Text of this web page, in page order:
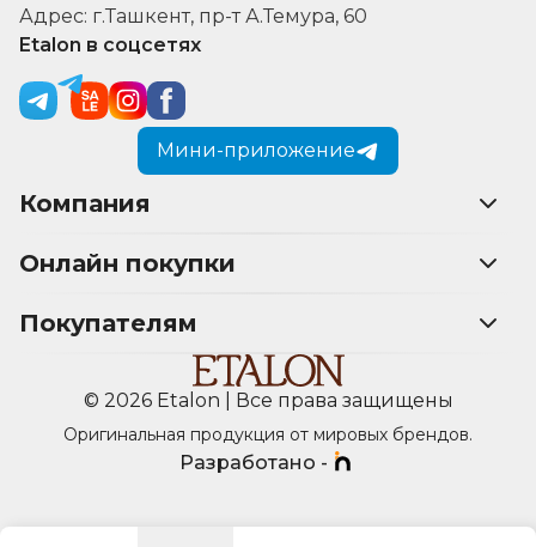
Адрес: г.Ташкент, пр-т А.Темура, 60
Etalon в соцсетях
Мини-приложение
Компания
Онлайн покупки
Покупателям
© 2026 Etalon | Все права защищены
Оригинальная продукция от мировых брендов.
Разработано -